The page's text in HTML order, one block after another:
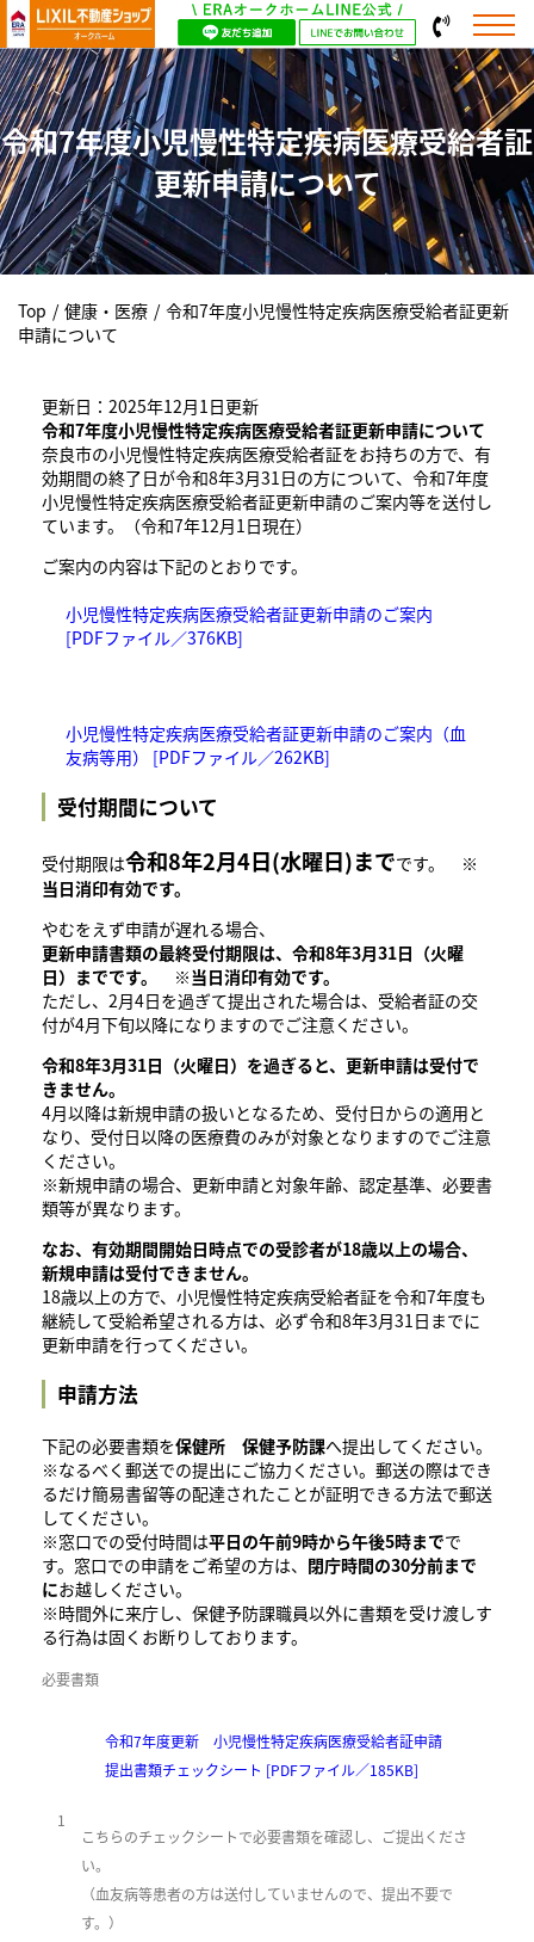
令和7年度小児慢性特定疾病医療受給者証
更新申請について
Top / 健康・医療 / 令和7年度小児慢性特定疾病医療受給者証更新
申請について
更新日：2025年12月1日更新
令和7年度小児慢性特定疾病医療受給者証更新申請について
奈良市の小児慢性特定疾病医療受給者証をお持ちの方で、有
効期間の終了日が令和8年3月31日の方について、令和7年度
小児慢性特定疾病医療受給者証更新申請のご案内等を送付し
ています。（令和7年12月1日現在）
ご案内の内容は下記のとおりです。
小児慢性特定疾病医療受給者証更新申請のご案内
[PDFファイル／376KB]
小児慢性特定疾病医療受給者証更新申請のご案内（血
友病等用） [PDFファイル／262KB]
受付期間について
受付期限は令和8年2月4日(水曜日)までです。
※
当日消印有効です。
やむをえず申請が遅れる場合、
更新申請書類の最終受付期限は、令和8年3月31日（火曜
日）までです。 ※当日消印有効です。
ただし、2月4日を過ぎて提出された場合は、受給者証の交
付が4月下旬以降になりますのでご注意ください。​
令和8年3月31日（火曜日）を過ぎると、更新申請は受付で
きません。
4月以降は新規申請の扱いとなるため、受付日からの適用と
なり、受付日以降の医療費のみが対象となりますのでご注意
ください。
※新規申請の場合、更新申請と対象年齢、認定基準、必要書
類等が異なります。
なお、有効期間開始日時点での受診者が18歳以上の場合、
新規申請は受付できません。
​18歳以上の方で、小児慢性特定疾病受給者証を令和7年度も
継続して受給希望される方は、必ず令和8年3月31日までに
更新申請を行ってください。
​​申請方法
下記の必要書類を保健所 保健予防課へ提出してください。
※なるべく郵送での提出にご協力ください。郵送の際はでき
るだけ簡易書留等の配達されたことが証明できる方法で郵送
してください。
※窓口での受付時間は平日の午前9時から午後5時までで
す。窓口での申請をご希望の方は、 閉庁時間の30分前まで
にお越しください。
※時間外に来庁し、保健予防課職員以外に書類を受け渡しす
る行為は固くお断りしております。
必要書類
1
令和7年度更新 小児慢性特定疾病医療受給者証申請
提出書類チェックシート [PDFファイル／185KB]
こちらのチェックシートで必要書類を確認し、ご提出くださ
い。
（血友病等患者の方は送付していませんので、提出不要で
す。）